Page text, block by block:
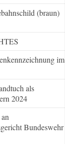
(braun)
im
als
2024
Bundeswehr